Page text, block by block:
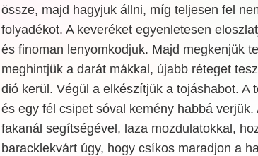
össze, majd hagyjuk állni, míg teljesen fel
folyadékot. A keveréket egyenletesen
és finoman lenyomkodjuk. Majd megkenjük
meghintjük a darát mákkal, újabb réteget
dió kerül. Végül a elkészítjük a tojáshabot. A
és egy fél csipet sóval kemény habbá verjük.
fakanál segítségével, laza mozdulatokkal,
baracklekvárt úgy, hogy csíkos maradjon a